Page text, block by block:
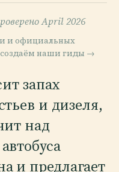
April 2026
и официальных
наши гиды →
запах
и дизеля,
над
и предлагает